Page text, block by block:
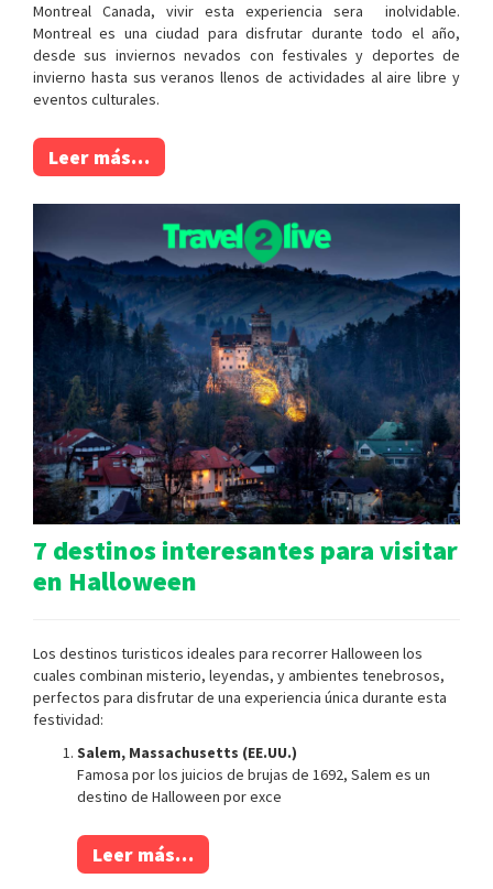
Montreal Canada, vivir esta experiencia sera inolvidable.
Montreal es una ciudad para disfrutar durante todo el año,
desde sus inviernos nevados con festivales y deportes de
invierno hasta sus veranos llenos de actividades al aire libre y
eventos culturales.
Leer más…
7 destinos interesantes para visitar
en Halloween
Los destinos turisticos ideales para recorrer Halloween los
cuales combinan misterio, leyendas, y ambientes tenebrosos,
perfectos para disfrutar de una experiencia única durante esta
festividad:
Salem, Massachusetts (EE.UU.)
Famosa por los juicios de brujas de 1692, Salem es un
destino de Halloween por exce
Leer más…